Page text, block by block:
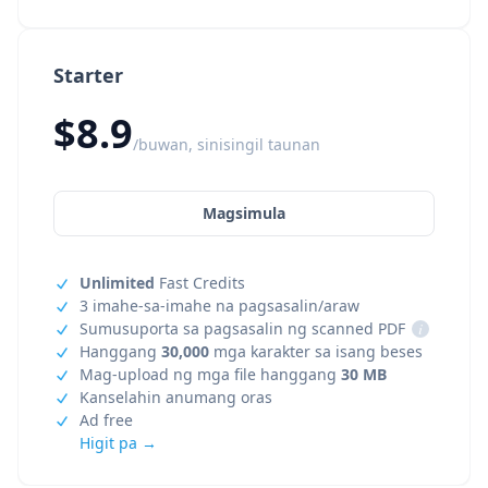
Starter
$8.9/buwan, sinisingil taunan
Magsimula
Unlimited Fast Credits
3 imahe-sa-imahe na pagsasalin/araw
Sumusuporta sa pagsasalin ng scanned PDF
i
Hanggang 30,000 mga karakter sa isang beses
Mag-upload ng mga file hanggang 30 MB
Kanselahin anumang oras
Ad free
Higit pa →